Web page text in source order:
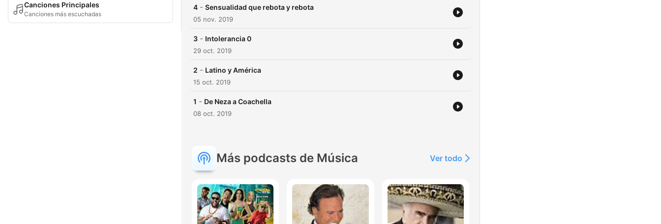
Canciones Principales
Canciones más escuchadas
4 - Sensualidad que rebota y rebota
05 nov. 2019
3 - Intolerancia 0
29 oct. 2019
2 - Latino y América
15 oct. 2019
1 - De Neza a Coachella
08 oct. 2019
Más podcasts de Música Ver todo